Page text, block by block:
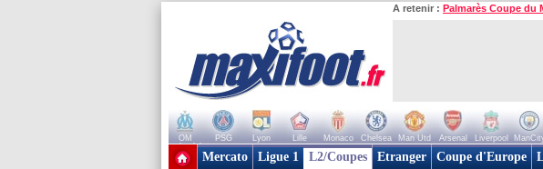
A retenir : Palmarès Coupe du
OM PSG Lyon Lille Monaco Chelsea Man Utd Arsenal Liverpool
+ de clubs
Mercato Ligue 1 L2/Coupes Etranger Coupe d'Europe